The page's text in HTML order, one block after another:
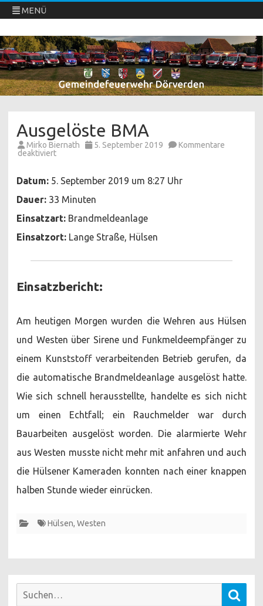
MENÜ
Freiwillige Feuerwehren Dörverden
Direkt
zum
Inhalt
springen
Ausgelöste BMA
Mirko Biernath 5. September 2019
Kommentare
deaktiviertfür
Datum: 5. September 2019 um 8:27 Uhr
Dauer: 33 Minuten
Einsatzart: Brandmeldeanlage
Einsatzort: Lange Straße, Hülsen
Einsatzbericht:
Am heutigen Morgen wurden die Wehren aus Hülsen
und Westen über Sirene und Funkmeldeempfänger zu
einem Kunststoff verarbeitenden Betrieb gerufen, da
die automatische Brandmeldeanlage ausgelöst hatte.
Wie sich schnell herausstellte, handelte es sich nicht
um einen Echtfall; ein Rauchmelder war durch
Bauarbeiten ausgelöst worden. Die alarmierte Wehr
aus Westen musste nicht mehr mit anfahren und auch
die Hülsener Kameraden konnten nach einer knappen
halben Stunde wieder einrücken.
Hülsen, Westen
Suchen